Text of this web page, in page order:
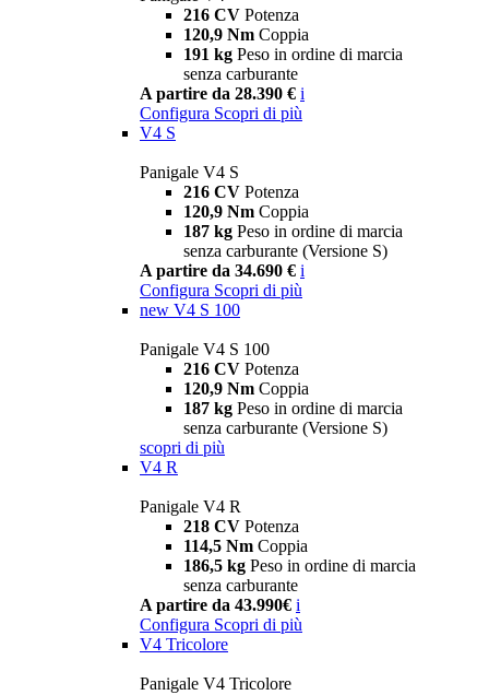
216 CV Potenza
120,9 Nm Coppia
191 kg Peso in ordine di marcia
senza carburante
A partire da 28.390 € i
Configura Scopri di più
V4 S
Panigale V4 S
216 CV Potenza
120,9 Nm Coppia
187 kg Peso in ordine di marcia
senza carburante (Versione S)
A partire da 34.690 € i
Configura Scopri di più
new V4 S 100
Panigale V4 S 100
216 CV Potenza
120,9 Nm Coppia
187 kg Peso in ordine di marcia
senza carburante (Versione S)
scopri di più
V4 R
Panigale V4 R
218 CV Potenza
114,5 Nm Coppia
186,5 kg Peso in ordine di marcia
senza carburante
A partire da 43.990€ i
Configura Scopri di più
V4 Tricolore
Panigale V4 Tricolore